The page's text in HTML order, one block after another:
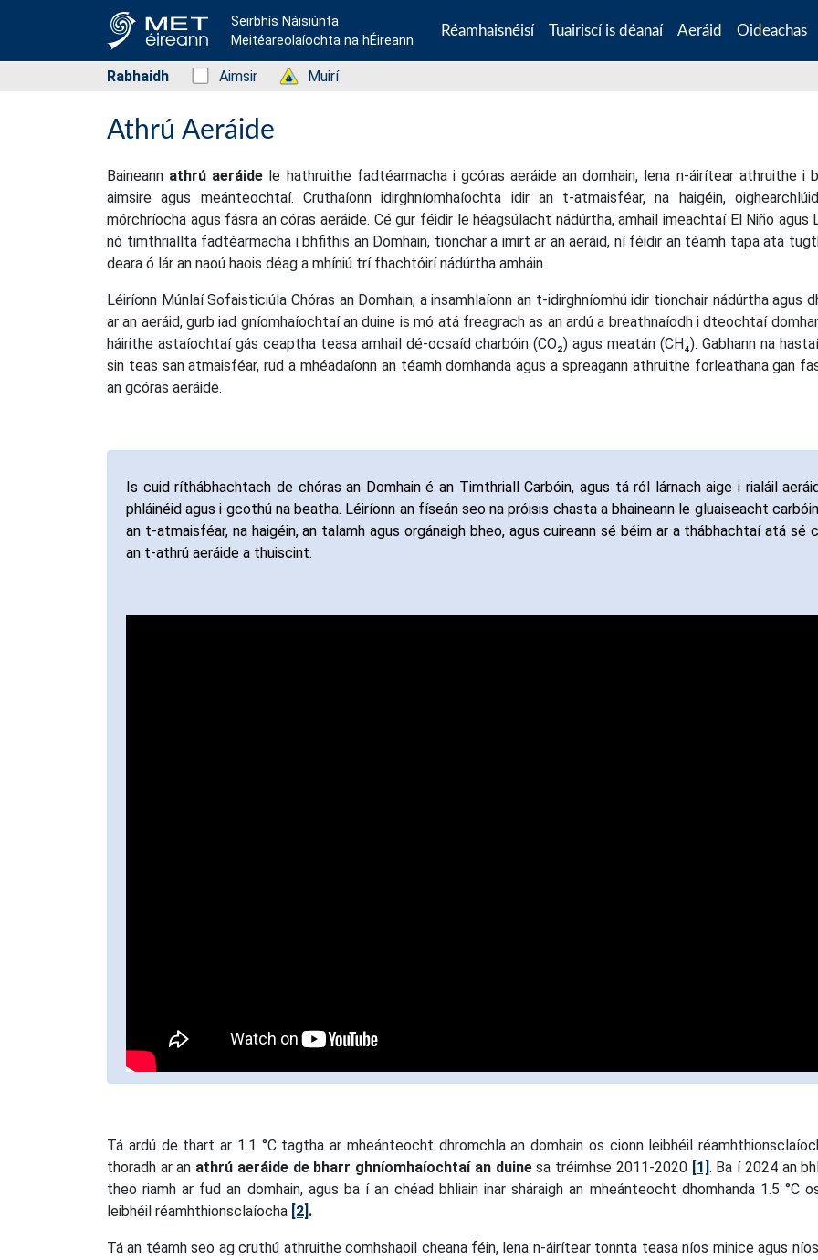
Seirbhís Náisiúnta
Meitéareolaíochta na hÉireann
Réamhaisnéisí Tuairiscí is déanaí Aeráid Oideachas
Rabhaidh Status: Green
Aimsir Status: Green
Muirí
Athrú Aeráide
Baineann athrú aeráide le hathruithe fadtéarmacha i gcóras aeráide an domhain, lena n-áirítear athruithe i
aimsire agus meánteochtaí. Cruthaíonn idirghníomhaíochta idir an t-atmaisféar, na haigéin,
mórchríocha agus fásra an córas aeráide. Cé gur féidir le héagsúlacht nádúrtha, amhail imeachtaí El Niño agus
nó timthriallta fadtéarmacha i bhfithis an Domhain, tionchar a imirt ar an aeráid, ní féidir an téamh tapa atá
deara ó lár an naoú haois déag a mhíniú trí fhachtóirí nádúrtha amháin.
Léiríonn Múnlaí Sofaisticiúla Chóras an Domhain, a insamhlaíonn an t-idirghníomhú idir tionchair nádúrtha agus
ar an aeráid, gurb iad gníomhaíochtaí an duine is mó atá freagrach as an ardú a breathnaíodh i dteochtaí
háirithe astaíochtaí gás ceaptha teasa amhail dé-ocsaíd charbóin (CO₂) agus meatán (CH₄). Gabhann na
sin teas san atmaisféar, rud a mhéadaíonn an téamh domhanda agus a spreagann athruithe forleathana gan
an gcóras aeráide.
Is cuid ríthábhachtach de chóras an Domhain é an Timthriall Carbóin, agus tá ról lárnach aige i rialáil
phláinéid agus i gcothú na beatha. Léiríonn an físeán seo na próisis chasta a bhaineann le gluaiseacht
an t-atmaisféar, na haigéin, an talamh agus orgánaigh bheo, agus cuireann sé béim ar a thábhachtaí atá sé
an t-athrú aeráide a thuiscint.
Tá ardú de thart ar 1.1 °C tagtha ar mheánteocht dhromchla an domhain os cionn leibhéil
thoradh ar an athrú aeráide de bharr ghníomhaíochtaí an duinesa tréimhse 2011-2020 [1]. Ba í 2024 an
theo riamh ar fud an domhain, agus ba í an chéad bhliain inar sháraigh an mheánteocht dhomhanda 1.5 °C
leibhéil réamhthionsclaíocha [2] .
Tá an téamh seo ag cruthú athruithe comhshaoil cheana féin, lena n-áirítear tonnta teasa níos minice agus